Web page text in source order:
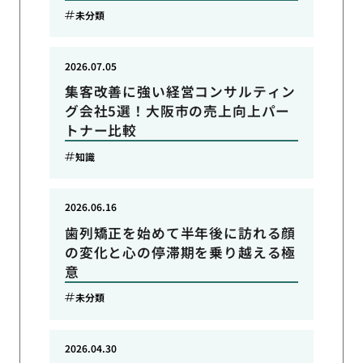
未分類
集客改善に強い経営コンサルティン
グ会社5選！大阪市の売上向上パー
トナー比較
2026.07.05
知識
歯列矯正を始めて半年後に訪れる顔
の変化と心の停滞期を乗り越える極
意
2026.06.16
未分類
2026.04.30